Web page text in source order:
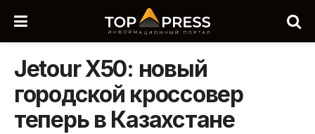
Jetour X50: новый
городской кроссовер
теперь в Казахстане